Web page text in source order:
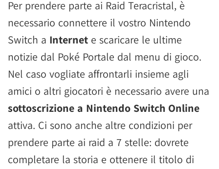
Per prendere parte ai Raid Teracristal, è
necessario connettere il vostro Nintendo
Switch a Internet e scaricare le ultime
notizie dal Poké Portale dal menu di gioco.
Nel caso vogliate affrontarli insieme agli
amici o altri giocatori è necessario avere una
sottoscrizione a Nintendo Switch Online
attiva. Ci sono anche altre condizioni per
prendere parte ai raid a 7 stelle: dovrete
completare la storia e ottenere il titolo di